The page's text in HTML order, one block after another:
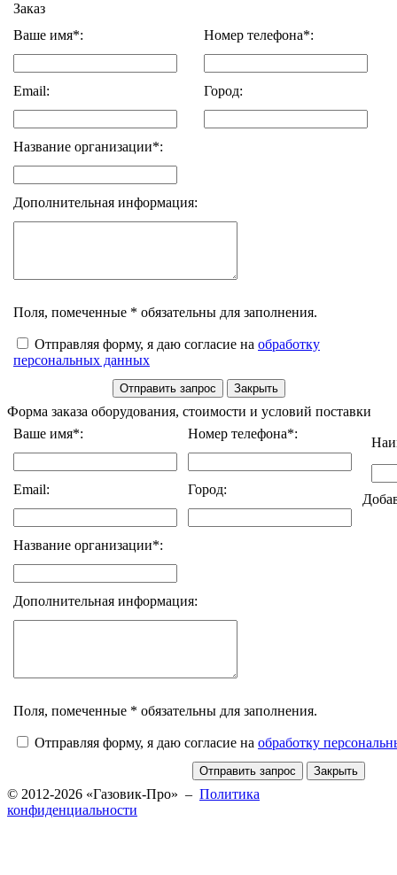
Заказ
Ваше имя*:
Номер телефона*:
Email: Город:
Название организации*:
Дополнительная информация:
Поля, помеченные * обязательны для заполнения.
Отправляя форму, я даю согласие на обработку
персональных данных
Форма заказа оборудования, стоимости и условий поставки
Ваше имя*:
Номер телефона*:
Email: Город:
Название организации*:
Дополнительная информация:
Поля, помеченные * обязательны для заполнения.
Отправляя форму, я даю согласие на обработку
© 2012-2026 «Газовик-Про» – Политика
конфиденциальности